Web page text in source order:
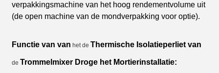
verpakkingsmachine van het hoog rendementvolume uit
(de open machine van de mondverpakking voor optie).
Functie van van het de Thermische Isolatieperliet van
de Trommelmixer Droge het Mortierinstallatie: